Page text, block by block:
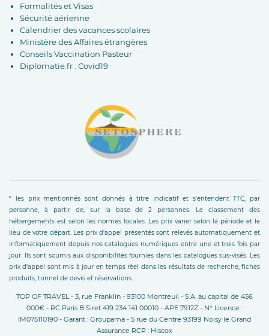
Formalités et Visas
Sécurité aérienne
Calendrier des vacances scolaires
Ministère des Affaires étrangères
Conseils Vaccination Pasteur
Diplomatie.fr : Covid19
* les prix mentionnés sont donnés à titre indicatif et s'entendent TTC, par
personne, à partir de, sur la base de 2 personnes. Le classement des
hébergements est selon les normes locales. Les prix varier selon la période et le
lieu de votre départ. Les prix d'appel présentés sont relevés automatiquement et
informatiquement depuis nos catalogues numériques entre une et trois fois par
jour. Ils sont soumis aux disponibilités fournies dans les catalogues sus-visés. Les
prix d'appel sont mis à jour en temps réel dans les résultats de recherche, fiches
produits, tunnel de devis et réservations.
TOP OF TRAVEL - 3, rue Franklin - 93100 Montreuil - S.A. au capital de 456
000€ - RC Paris B Siret 419 234 141 00010 - APE 7912Z - N° Licence :
IM075110190 - Garant : Groupama - 5 rue du Centre 93199 Noisy le Grand
Assurance RCP : Hiscox